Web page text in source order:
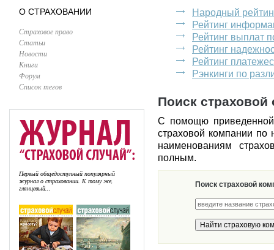
О СТРАХОВАНИИ
Страховое право
Статьи
Новости
Книги
Форум
Список тегов
Первый общедоступный популярный
журнал о страховании. К тому же,
глянцевый...
Народный
Рейтинг
Рейтинг выплат
Рейтинг
Рейтинг
Рэнкинги по
Поиск страховой
С помощю
страховой компании по
наименованиям
полным.
Поиск страховой